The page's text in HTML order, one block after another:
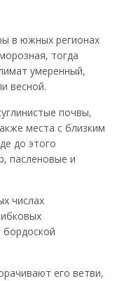
в южных регионах
тогда
умеренный,
весной.
почвы,
места с близким
до этого
пасленовые и
числах
его ветви,